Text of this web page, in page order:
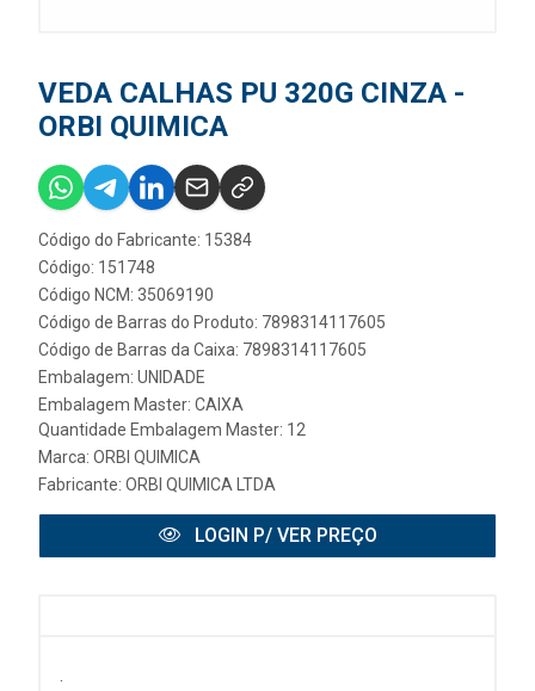
VEDA CALHAS PU 320G CINZA -
ORBI QUIMICA
Código do Fabricante: 15384
Código: 151748
Código NCM: 35069190
Código de Barras do Produto: 7898314117605
Código de Barras da Caixa: 7898314117605
Embalagem: UNIDADE
Embalagem Master: CAIXA
Quantidade Embalagem Master: 12
Marca: ORBI QUIMICA
Fabricante: ORBI QUIMICA LTDA
LOGIN P/ VER PREÇO
.